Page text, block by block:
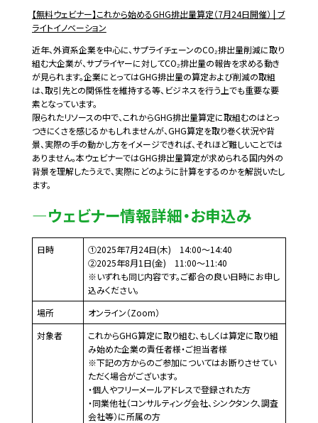
【無料ウェビナー】これから始めるGHG排出量算定（7月24日開催） | ブ
ライトイノベーション
近年、外資系企業を中心に、サプライチェーンのCO₂排出量削減に取り
組む大企業が、サプライヤーに対してCO₂排出量の報告を求める動き
が見られます。企業にとってはGHG排出量の算定および削減の取組
は、取引先との関係性を維持する等、ビジネスを行う上でも重要な要
素となっています。
限られたリソースの中で、これからGHG排出量算定に取組むのはとっ
つきにくさを感じるかもしれませんが、GHG算定を取り巻く状況や背
景、実際の手の動かし方をイメージできれば、それほど難しいことでは
ありません。本ウェビナーではGHG排出量算定が求められる国内外の
背景を理解したうえで、実際にどのように計算をするのかを解説いたし
ます。
ウェビナー情報詳細・お申込み
日時
①2025年7月24日(木) 14:00～14:40
②2025年8月1日(金) 11:00～11:40
※いずれも同じ内容です。ご都合の良い日時にお申し
込みください。
場所
オンライン（Zoom）
対象者
これからGHG算定に取り組む、もしくは算定に取り組
み始めた企業の責任者様・ご担当者様
※下記の方からのご参加についてはお断りさせてい
ただく場合がございます。
・個人やフリーメールアドレスで登録された方
・同業他社（コンサルティング会社、シンクタンク、調査
会社等）に所属の方